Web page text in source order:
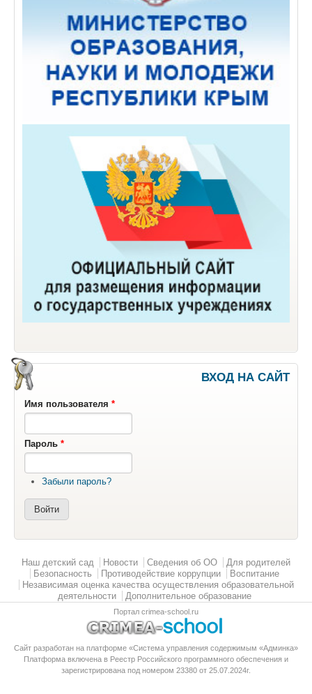
ВХОД НА САЙТ
Имя пользователя *
Пароль *
Забыли пароль?
Главное меню
Наш детский сад Новости Сведения об ОО
Для родителей
Безопасность
Противодействие коррупции
Воспитание
Независимая оценка качества осуществления образовательной
деятельности
Дополнительное образование
Портал crimea-school.ru
Сайт разработан на платформе «Система управления содержимым «Админка»
Платформа включена в Реестр Российского программного обеспечения и
зарегистрирована под номером 23380 от 25.07.2024г.